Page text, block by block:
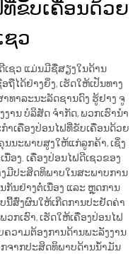
ທີ່ຂັບເຄື່ອນດ້ວຍ
ຊວ
ເຊວ ແມ່ນມີຊື່ສຽງໃນດ້ານ
ໄດ້ຢ່າງຍິ່ງ, ເຮັດໃຫ້ເປັນທາງ
ທາລະນະລັດຊານດົງ ຮູ້ຢາງ ຈູ
ງານ ບໍລິສັດ ຈຳກັດ, ພວກເຮົານຳ
ຳເຄື່ອງປ່ອນໄຟທີ່ຂັບເຄື່ອນດ້ວຍ
ນະພາບສູງໃຫ້ແກ່ລູກຄ້າ, ເຊິ່ງ
ອງ. ເຄື່ອງປ່ອນໄຟດີເຊວຂອງ
ມີປະສິດທິພາບໃນສະພາບການ
ນຢ່າງຕໍ່ເນື່ອງ ແລະ ຫຼຸດການ
ສົ່ງຜົນໃຫ້ເກີດການປະຢັດຄ່າ
ກເຮົາ, ເຮັດໃຫ້ເຄື່ອງປ່ອນໄຟ
ວາມຕ້ອງການດ້ານພະລັງງານ
ຈາກປະສິດທິພາບດ້ານນ້ຳມັນ